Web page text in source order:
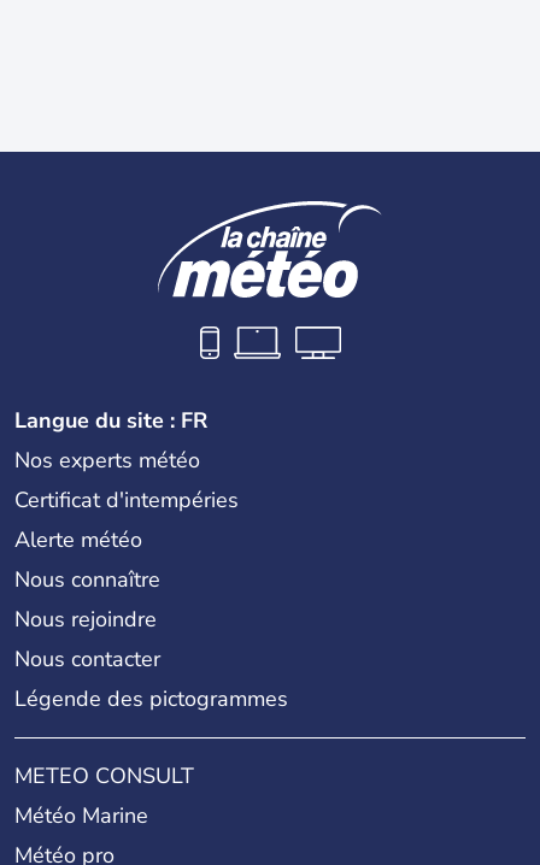
Langue du site : FR
Nos experts météo
Certificat d'intempéries
Alerte météo
Nous connaître
Nous rejoindre
Nous contacter
Légende des pictogrammes
METEO CONSULT
Météo Marine
Météo pro